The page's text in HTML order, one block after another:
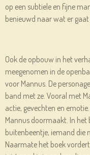
op een subtiele en fijne
benieuwd naar wat er gaat
Ook de opbouw in het
meegenomen in de
voor Mannus . De
band met ze. Vooral met
actie, gevechten en
Mannus doormaakt. In het
buitenbeentje, iemand die
Naarmate het boek